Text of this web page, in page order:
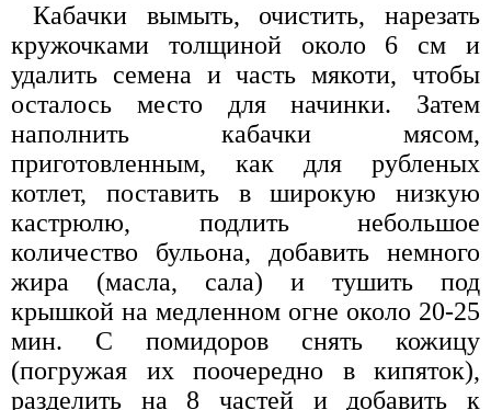
Кабачки вымыть, очистить, нарезать
кружочками толщиной около 6 см и
удалить семена и часть мякоти, чтобы
осталось место для начинки. Затем
наполнить кабачки мясом,
приготовленным, как для рубленых
котлет, поставить в широкую низкую
кастрюлю, подлить небольшое
количество бульона, добавить немного
жира (масла, сала) и тушить под
крышкой на медленном огне около 20-25
мин. С помидоров снять кожицу
(погружая их поочередно в кипяток),
разделить на 8 частей и добавить к